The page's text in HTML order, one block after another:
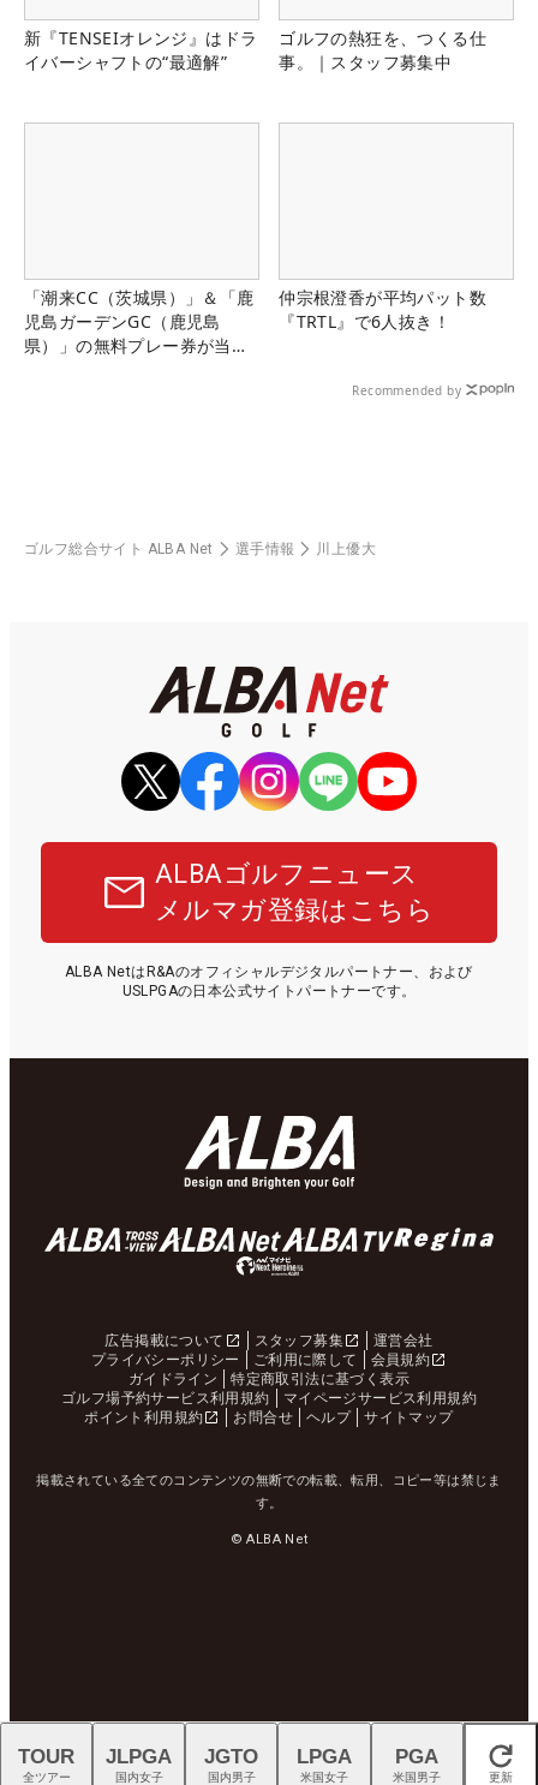
新『TENSEIオレンジ』はドラ
イバーシャフトの“最適解”
ゴルフの熱狂を、つくる仕
事。｜スタッフ募集中
「潮来CC（茨城県）」＆「鹿
児島ガーデンGC（鹿児島
県）」の無料プレー券が当た
仲宗根澄香が平均パット数
『TRTL』で6人抜き！
Recommended by
ゴルフ総合サイト ALBA Net 選手情報 川上優大
ALBAゴルフニュース
メルマガ登録はこちら
ALBA NetはR&Aのオフィシャルデジタルパートナー、および
USLPGAの日本公式サイトパートナーです。
広告掲載について スタッフ募集
運営会社
プライバシーポリシー
ご利用に際して
会員規約
ガイドライン
特定商取引法に基づく表示
ゴルフ場予約サービス利用規約
マイページサービス利用規約
ポイント利用規約
お問合せ ヘルプ サイトマップ
掲載されている全てのコンテンツの無断での転載、転用、コピー等は禁じま
す。
© ALBA Net
閉じる
TOUR
全ツアー
JLPGA
国内女子
JGTO
国内男子
LPGA
米国女子
PGA
米国男子 更新